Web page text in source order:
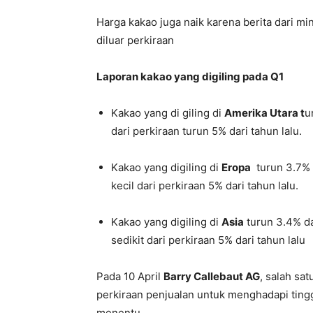
Harga kakao juga naik karena berita dari
diluar perkiraan
Laporan kakao yang digiling pada Q1
Kakao yang di giling di Amerika Utara t
dari perkiraan turun 5% dari tahun lalu.
Kakao yang digiling di Eropa turun
kecil dari perkiraan 5% dari tahun lalu.
Kakao yang digiling di Asia turun 3.4%
sedikit dari perkiraan 5% dari tahun lalu
Pada 10 April Barry Callebaut AG, salah
perkiraan penjualan untuk menghadapi